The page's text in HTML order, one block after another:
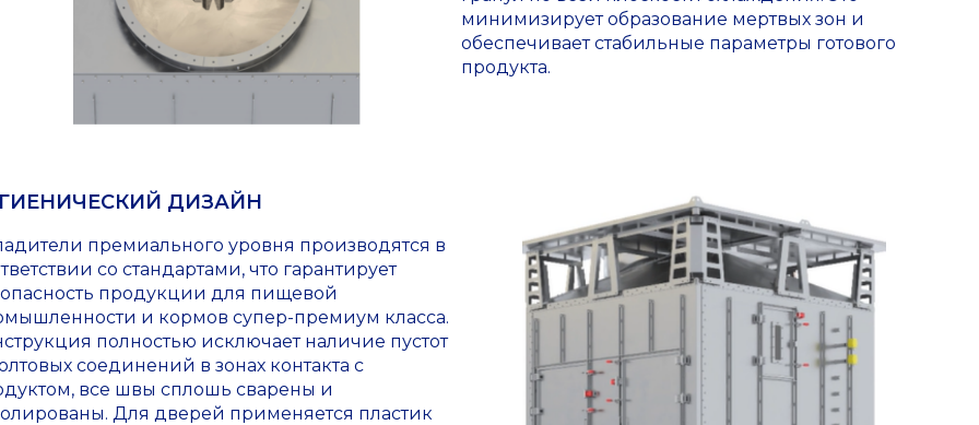
минимизирует образование мертвых зон и
обеспечивает стабильные параметры готового
продукта.
ДИЗАЙН
премиального уровня производятся в
со стандартами, что гарантирует
продукции для пищевой
и кормов супер-премиум класса.
полностью исключает наличие пустот
соединений в зонах контакта с
все швы сплошь сварены и
Для дверей применяется пластик